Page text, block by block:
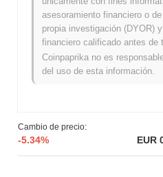
Cambio de precio:
-5.34% EUR
Máximo Histórico (ATH):
Mínimo Histórico (ATL):NaN
Hantavirus se negocia
ATH .
¿Cuál es la
La capitalización de mercado
€78,093.75
, clasificándolo en el
asesoramiento financiero o
propia investigación (DYOR)
financiero calificado antes de
Coinpaprika no es
del uso de esta información.